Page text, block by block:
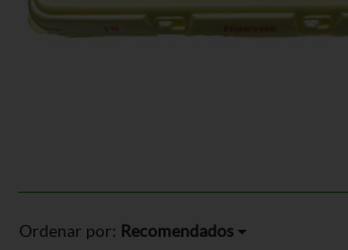
Ordenar por: Recomendados